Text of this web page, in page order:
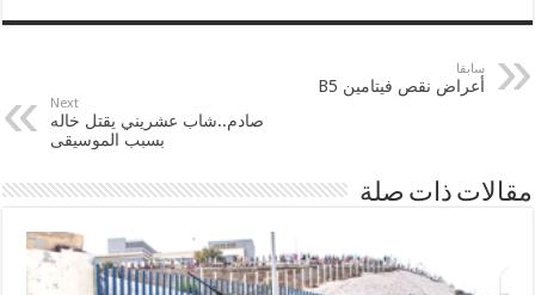
سابقا
أعراض نقص فيتامين B5
Next
صادم..شاب عشريني يقتل خاله
بسبب الموسيقى
مقالات ذات صلة